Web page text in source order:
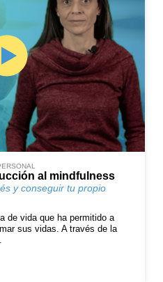
al mindfulness
y conseguir tu propio
de vida que ha permitido a
sus vidas. A través de la